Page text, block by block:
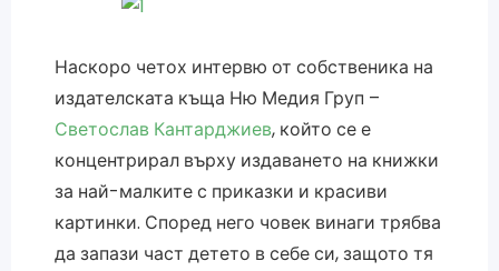
Наскоро четох интервю от собственика на
издателската къща Ню Медия Груп –
Светослав Кантарджиев, който се е
концентрирал върху издаването на книжки
за най-малките с приказки и красиви
картинки. Според него човек винаги трябва
да запази част детето в себе си, защото тя